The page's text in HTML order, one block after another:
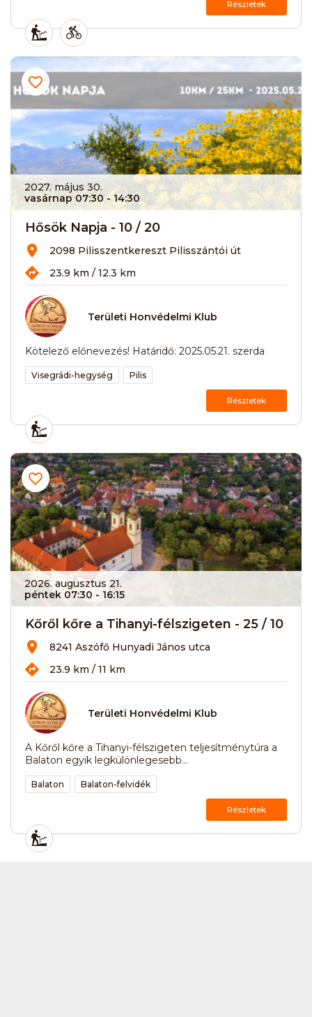
Részletek
2027. május 30.
vasárnap 07:30 - 14:30
Hősök Napja - 10 / 20
2098 Pilisszentkereszt Pilisszántói út
23.9 km / 12.3 km
Területi Honvédelmi Klub
Kötelező előnevezés! Határidő: 2025.05.21. szerda
Visegrádi-hegység Pilis
Részletek
2026. augusztus 21.
péntek 07:30 - 16:15
Kőről kőre a Tihanyi-félszigeten - 25 / 10
8241 Aszófő Hunyadi János utca
23.9 km / 11 km
Területi Honvédelmi Klub
A Kőről kőre a Tihanyi-félszigeten teljesítménytúra a
Balaton egyik legkülönlegesebb...
Balaton Balaton-felvidék
Részletek